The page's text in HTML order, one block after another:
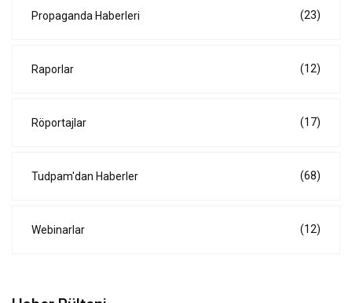
Propaganda Haberleri (23)
Raporlar (12)
Röportajlar (17)
Tudpam'dan Haberler (68)
Webinarlar (12)